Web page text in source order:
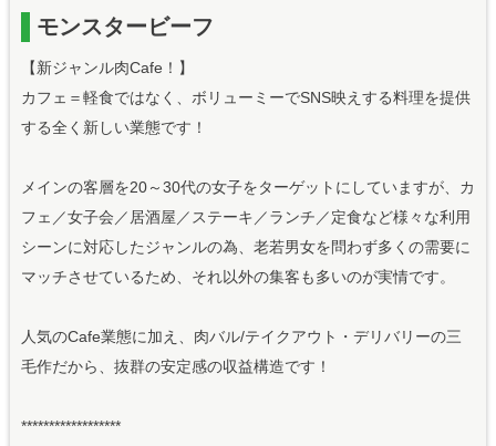
モンスタービーフ
【新ジャンル肉Cafe！】
カフェ＝軽食ではなく、ボリューミーでSNS映えする料理を提供
する全く新しい業態です！
メインの客層を20～30代の女子をターゲットにしていますが、カ
フェ／女子会／居酒屋／ステーキ／ランチ／定食など様々な利用
シーンに対応したジャンルの為、老若男女を問わず多くの需要に
マッチさせているため、それ以外の集客も多いのが実情です。
人気のCafe業態に加え、肉バル/テイクアウト・デリバリーの三
毛作だから、抜群の安定感の収益構造です！
******************